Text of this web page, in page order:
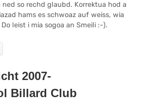
ned so rechd glaubd. Korrektua hod a
hams es schwoaz auf weiss, wia
leist i mia sogoa an Smeili :-).
2007-
Billard Club